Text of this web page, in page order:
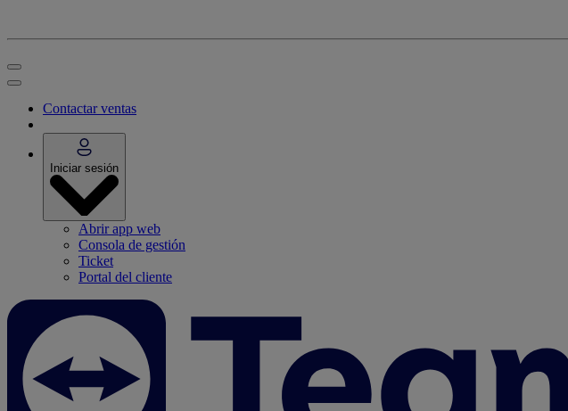
Contactar ventas
Iniciar sesión
Abrir app web
Consola de gestión
Ticket
Portal del cliente